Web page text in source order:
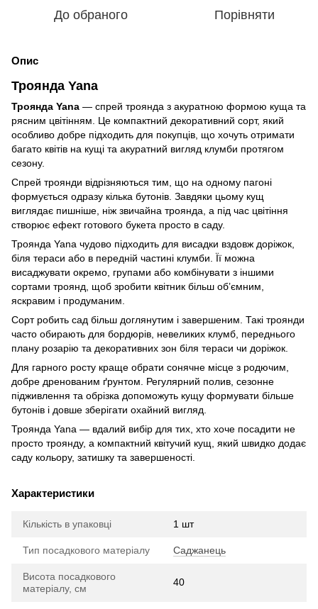
До обраного Порівняти
Опис
Троянда Yana
Троянда Yana — спрей троянда з акуратною формою куща та
рясним цвітінням. Це компактний декоративний сорт, який
особливо добре підходить для покупців, що хочуть отримати
багато квітів на кущі та акуратний вигляд клумби протягом
сезону.
Спрей троянди відрізняються тим, що на одному пагоні
формується одразу кілька бутонів. Завдяки цьому кущ
виглядає пишніше, ніж звичайна троянда, а під час цвітіння
створює ефект готового букета просто в саду.
Троянда Yana чудово підходить для висадки вздовж доріжок,
біля тераси або в передній частині клумби. Її можна
висаджувати окремо, групами або комбінувати з іншими
сортами троянд, щоб зробити квітник більш об’ємним,
яскравим і продуманим.
Сорт робить сад більш доглянутим і завершеним. Такі троянди
часто обирають для бордюрів, невеликих клумб, переднього
плану розарію та декоративних зон біля тераси чи доріжок.
Для гарного росту краще обрати сонячне місце з родючим,
добре дренованим ґрунтом. Регулярний полив, сезонне
підживлення та обрізка допоможуть кущу формувати більше
бутонів і довше зберігати охайний вигляд.
Троянда Yana — вдалий вибір для тих, хто хоче посадити не
просто троянду, а компактний квітучий кущ, який швидко додає
саду кольору, затишку та завершеності.
Характеристики
Кількість в упаковці 1 шт
Тип посадкового матеріалу Саджанець
Висота посадкового
матеріалу, см
40